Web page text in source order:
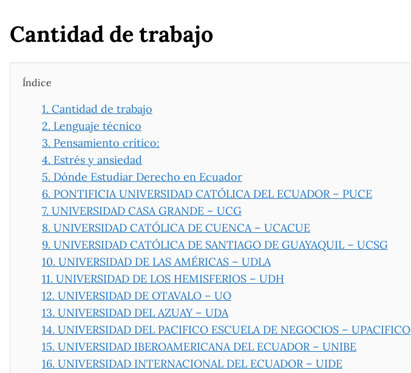
Cantidad de trabajo
Índice
1. Cantidad de trabajo
2. Lenguaje técnico
3. Pensamiento crítico:
4. Estrés y ansiedad
5. Dónde Estudiar Derecho en Ecuador
6. PONTIFICIA UNIVERSIDAD CATÓLICA DEL ECUADOR – PUCE
7. UNIVERSIDAD CASA GRANDE – UCG
8. UNIVERSIDAD CATÓLICA DE CUENCA – UCACUE
9. UNIVERSIDAD CATÓLICA DE SANTIAGO DE GUAYAQUIL – UCSG
10. UNIVERSIDAD DE LAS AMÉRICAS – UDLA
11. UNIVERSIDAD DE LOS HEMISFERIOS – UDH
12. UNIVERSIDAD DE OTAVALO – UO
13. UNIVERSIDAD DEL AZUAY – UDA
14. UNIVERSIDAD DEL PACIFICO ESCUELA DE NEGOCIOS – UPACIFICO
15. UNIVERSIDAD IBEROAMERICANA DEL ECUADOR – UNIBE
16. UNIVERSIDAD INTERNACIONAL DEL ECUADOR – UIDE